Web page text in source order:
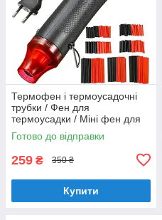
Термофен і термоусадочні
трубки / Фен для
термоусадки / Міні фен для
термоусадки
Готово до відправки
259 ₴ 350 ₴
Купити